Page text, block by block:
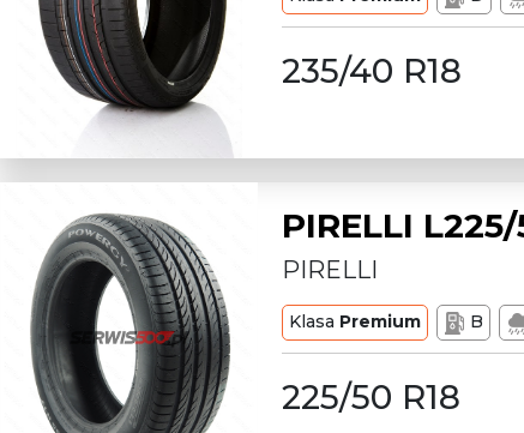
235/40 R18
PIRELLI
PIRELLI
Klasa Premium B
225/50 R18